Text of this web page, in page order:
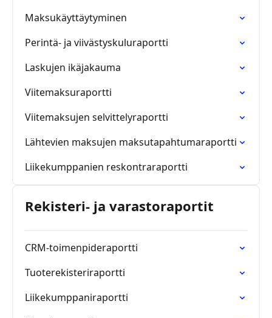
Maksukäyttäytyminen
Perintä- ja viivästyskuluraportti
Laskujen ikäjakauma
Viitemaksuraportti
Viitemaksujen selvittelyraportti
Lähtevien maksujen maksutapahtumaraportti
Liikekumppanien reskontraraportti
Rekisteri- ja varastoraportit
CRM-toimenpideraportti
Tuoterekisteriraportti
Liikekumppaniraportti